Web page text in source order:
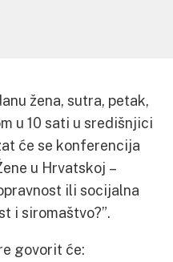
žena, sutra, petak,
u 10 sati u središnjici
će se konferencija
u Hrvatskoj –
ili socijalna
i siromaštvo?”.
govorit će: